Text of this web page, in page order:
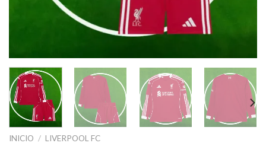
INICIO / LIVERPOOL FC